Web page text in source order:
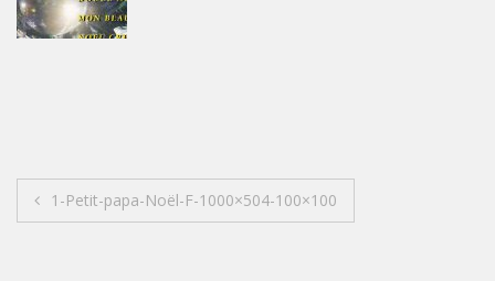
Navigation
1-Petit-papa-Noël-F-1000×504-100×100